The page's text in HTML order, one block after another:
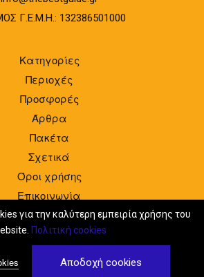
Γ.Ε.Μ.Η.: 132386501000
Κατηγορίες
Περιοχές
Προσφορές
Άρθρα
Πακέτα
Σχετικά
Όροι χρήσης
Επικοινωνία
Είσοδος
για την καλύτερη εμπειρία χρήσης του
Πολιτική cookies
Αποδοχή cookies